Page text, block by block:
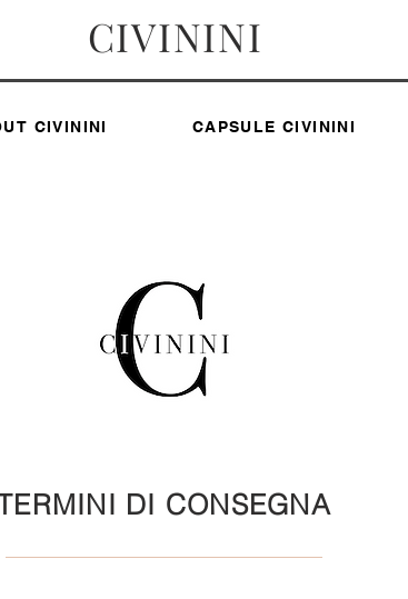
CIVININI
CIVININI CAPSULE CIVININI
DI CONSEGNA